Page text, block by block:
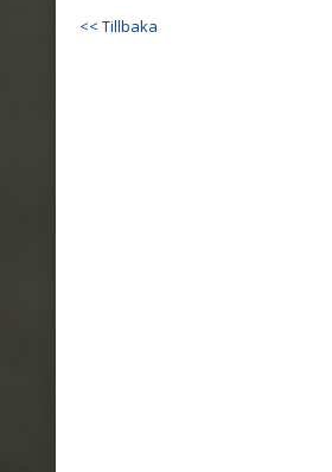
<< Tillbaka